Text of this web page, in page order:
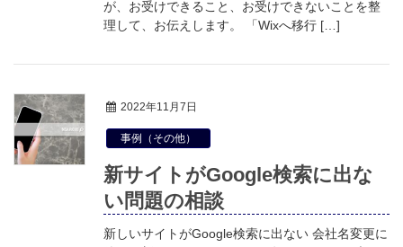
が、お受けできること、お受けできないことを整
理して、お伝えします。 「Wixへ移行 […]
2022年11月7日
事例（その他）
新サイトがGoogle検索に出な
い問題の相談
新しいサイトがGoogle検索に出ない 会社名変更に